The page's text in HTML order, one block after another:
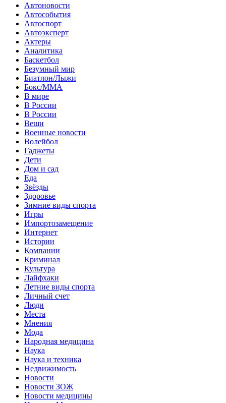
Автоновости
Автособытия
Автоспорт
Автоэксперт
Актеры
Аналитика
Баскетбол
Безумный мир
Биатлон/Лыжи
Бокс/MMA
В мире
В России
В России
Вещи
Военные новости
Волейбол
Гаджеты
Дети
Дом и сад
Еда
Звёзды
Здоровье
Зимние виды спорта
Игры
Импортозамещение
Интернет
Истории
Компании
Криминал
Культура
Лайфхаки
Летние виды спорта
Личный счет
Люди
Места
Мнения
Мода
Народная медицина
Наука
Наука и техника
Недвижимость
Новости
Новости ЗОЖ
Новости медицины